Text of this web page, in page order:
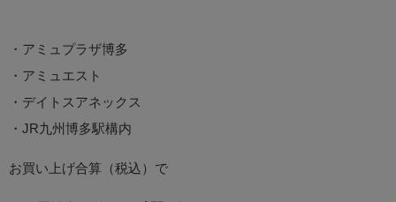
・アミュプラザ博多
・アミュエスト
・デイトスアネックス
・JR九州博多駅構内
お買い上げ合算（税込）で